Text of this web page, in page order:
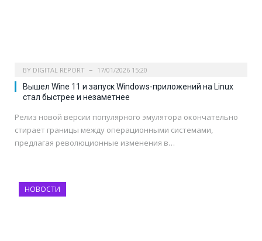
BY DIGITAL REPORT 17/01/2026 15:20
Вышел Wine 11 и запуск Windows-приложений на Linux
стал быстрее и незаметнее
Релиз новой версии популярного эмулятора окончательно
стирает границы между операционными системами,
предлагая революционные изменения в…
НОВОСТИ